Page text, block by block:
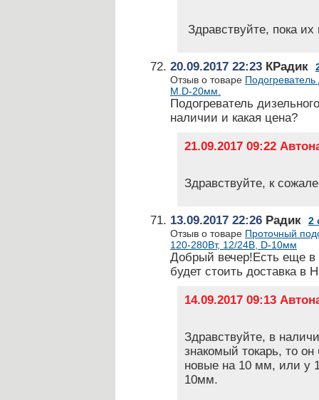
Здравствуйте, пока их
20.09.2017 22:23 КРадик
Отзыв о товаре
М.D-20мм.
Подогреватель
наличии и какая цена?
21.09.2017 09:22
Здравствуйте, к
13.09.2017 22:26 Радик
2
Отзыв о товаре Проточный
120-280Вт, 12/24В, D-10мм
Добрый вечер!Есть еще в
будет стоить доставка в
14.09.2017 09:13
Здравствуйте, в
знакомый токарь, то
новые на 10 мм, или у
10мм.